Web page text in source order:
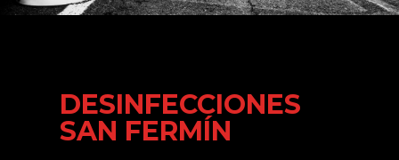
DESINFECCIONES
SAN FERMÍN